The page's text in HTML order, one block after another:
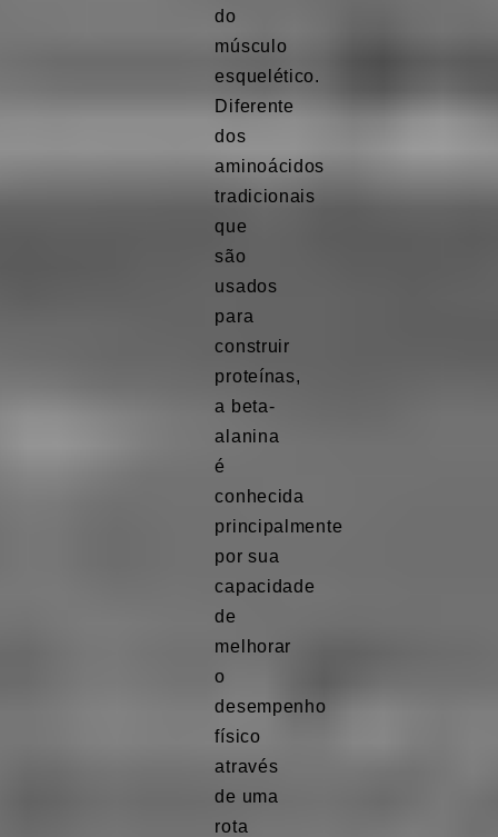
do
músculo
esquelético.
Diferente
dos
aminoácidos
tradicionais
que
são
usados
para
construir
proteínas,
a beta-
alanina
é
conhecida
principalmente
por sua
capacidade
de
melhorar
o
desempenho
físico
através
de uma
rota